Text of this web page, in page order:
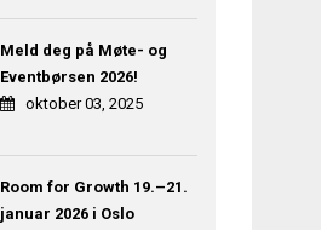
Meld deg på Møte- og
Eventbørsen 2026!
oktober 03, 2025
Room for Growth 19.–21.
januar 2026 i Oslo